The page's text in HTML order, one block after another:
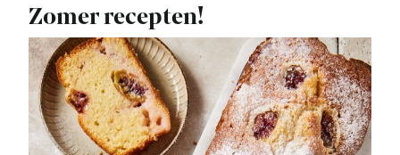
Zomer recepten!